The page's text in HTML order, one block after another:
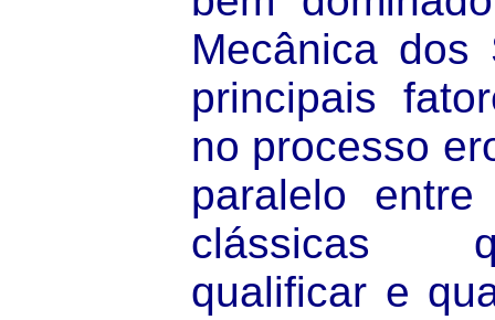
Mecânica dos
principais
no processo
paralelo
clássicas
qualificar e